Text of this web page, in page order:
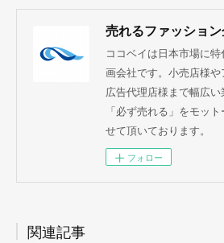
ココベイは日本市場に
画会社です。小売店様や
広告代理店様まで幅広
「必ず売れる」をモッ
せて頂いております。
フォロー
関連記事